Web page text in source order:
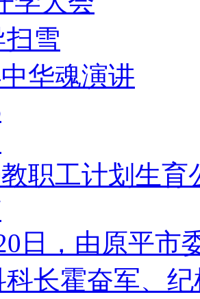
雪
华魂演讲
职工计划生育
日，由原平市
科长霍奋军、